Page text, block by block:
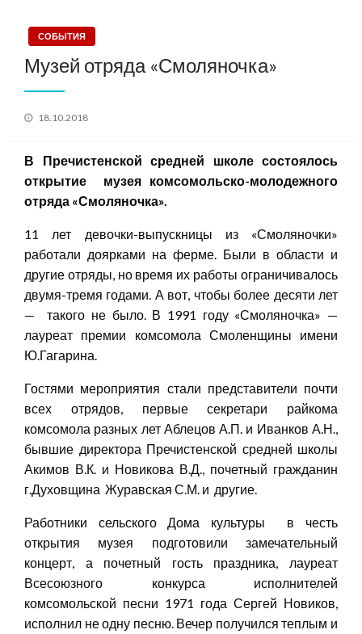
СОБЫТИЯ
Музей отряда «Смоляночка»
Posted
18.10.2018
В Пречистенской средней школе состоялось
открытие музея комсомольско-молодежного
отряда «Смоляночка».
11 лет девочки-выпускницы из «Смоляночки»
работали доярками на ферме. Были в области и
другие отряды, но время их работы ограничивалось
двумя-тремя годами. А вот, чтобы более десяти лет
— такого не было. В 1991 году «Смоляночка» —
лауреат премии комсомола Смоленщины имени
Ю.Гагарина.
Гостями мероприятия стали представители почти
всех отрядов, первые секретари райкома
комсомола разных лет Аблецов А.П. и Иванков А.Н.,
бывшие директора Пречистенской средней школы
Акимов В.К. и Новикова В.Д., почетный гражданин
г.Духовщина Журавская С.М. и другие.
Работники сельского Дома культуры в честь
открытия музея подготовили замечательный
концерт, а почетный гость праздника, лауреат
Всесоюзного конкурса исполнителей
комсомольской песни 1971 года Сергей Новиков,
исполнил не одну песню. Вечер получился теплым и